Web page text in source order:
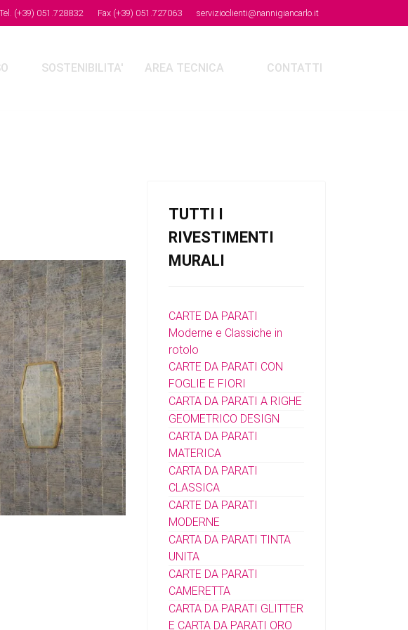
051.728832 Fax (+39) 051.727063 servizioclienti@nannigiancarlo.it
SOSTENIBILITA' AREA TECNICA CONTATTI
TUTTI I
RIVESTIMENTI
MURALI
CARTE DA PARATI
Moderne e Classiche in
rotolo
CARTE DA PARATI CON
FOGLIE E FIORI
CARTA DA PARATI A
RIGHE
GEOMETRICO DESIGN
CARTA DA PARATI
MATERICA
CARTA DA PARATI
CLASSICA
CARTE DA PARATI
MODERNE
CARTA DA PARATI TINTA
UNITA
CARTE DA PARATI
CAMERETTA
CARTA DA PARATI